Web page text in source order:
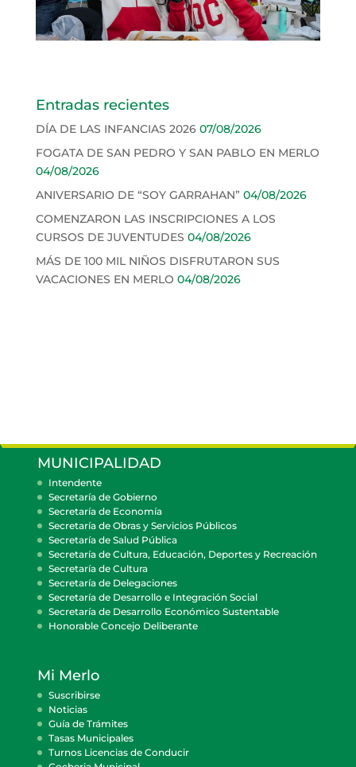
Entradas recientes
DÍA DE LAS INFANCIAS 2026 07/08/2026
FOGATA DE SAN PEDRO Y SAN PABLO EN MERLO
04/08/2026
ANIVERSARIO DE “SOY GARRAHAN” 04/08/2026
COMENZARON LAS INSCRIPCIONES A LOS
CURSOS DE JUVENTUDES 04/08/2026
MÁS DE 100 MIL NIÑOS DISFRUTARON SUS
VACACIONES EN MERLO 04/08/2026
MUNICIPALIDAD
Intendente
Secretaría de Gobierno
Secretaría de Economía
Secretaría de Obras y Servicios Públicos
Secretaría de Salud Pública
Secretaría de Cultura, Educación, Deportes y Recreación
Secretaría de Cultura
Secretaría de Delegaciones
Secretaría de Desarrollo e Integración Social
Secretaría de Desarrollo Económico Sustentable
Honorable Concejo Deliberante
Mi Merlo
Suscribirse
Noticias
Guía de Trámites
Tasas Municipales
Turnos Licencias de Conducir